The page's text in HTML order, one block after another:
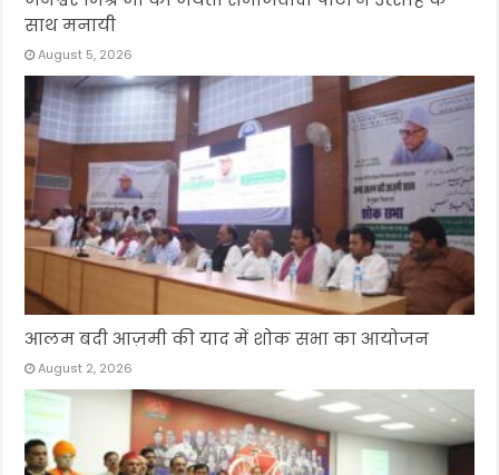
साथ मनायी
August 5, 2026
आलम बदी आज़मी की याद में शोक सभा का आयोजन
August 2, 2026